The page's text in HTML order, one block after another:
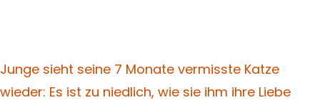
Junge sieht seine 7 Monate vermisste Katze
wieder: Es ist zu niedlich, wie sie ihm ihre Liebe